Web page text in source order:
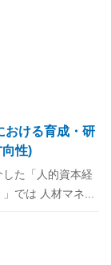
おける育成・研
性)
た「人的資本経
では 人材マネ...